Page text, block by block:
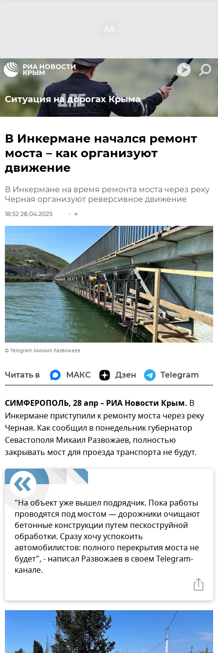
Ситуация на дорогах Крыма
В Инкермане начался ремонт
моста – как организуют
движение
В Инкермане на время ремонта моста через реку
Черная организуют реверсивное движение
18:52 28.04.2025
© Telegram Михаил Развожаев
Читать в МАКС Дзен Telegram
СИМФЕРОПОЛЬ, 28 апр – РИА Новости Крым. В
Инкермане приступили к ремонту моста через реку
Черная. Как сообщил в понедельник губернатор
Севастополя Михаил Развожаев, полностью
закрывать мост для проезда транспорта не будут.
"На объект уже вышел подрядчик. Пока работы
проводятся под мостом — дорожники очищают
бетонные конструкции путем пескоструйной
обработки. Сразу хочу успокоить
автомобилистов: полного перекрытия моста не
будет", - написал Развожаев в своем Telegram-
канале.